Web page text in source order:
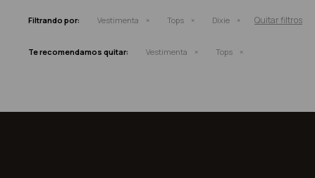
Filtrando por: Vestimenta Tops Dixie Quitar filtros
Te recomendamos quitar: Vestimenta Tops